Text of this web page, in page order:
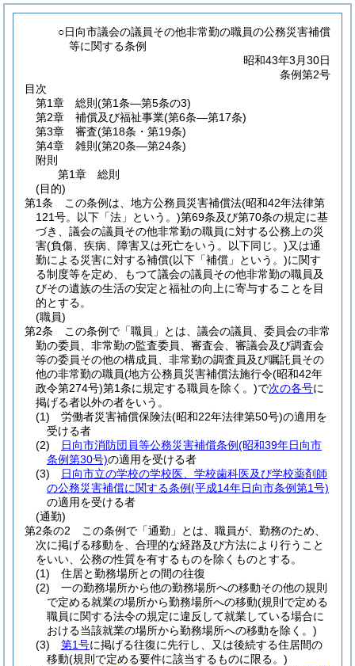
○日向市議会の議員その他非常勤の職員の公務災害補償
等に関する条例
昭和43年3月30日
条例第2号
目次
第1章
総則 (第1条―第5条の3)
第2章
補償及び福祉事業(第6条―第17条)
第3章
審査(第18条・第19条)
第4章
雑則 (第20条―第24条)
附則
第1章
総則
(目的)
第1条
この条例は、地方公務員災害補償法(昭和42年法律第
121号。以下「法」という。)第69条及び第70条の規定に基
づき、議会の議員その他非常勤の職員に対する公務上の災
害(負傷、疾病、障害又は死亡をいう。以下同じ。)又は通
勤による災害に対する補償(以下「補償」という。)に関す
る制度等を定め、もつて議会の議員その他非常勤の職員及
びその遺族の生活の安定と福祉の向上に寄与することを目
的とする。
(職員)
第2条
この条例で「職員」とは、議会の議員、委員会の非常
勤の委員、非常勤の監査委員、審査会、審議会及び調査会
等の委員その他の構成員、非常勤の調査員及び嘱託員その
他の非常勤の職員(地方公務員災害補償法施行令(昭和42年
政令第274号)第1条に規定する職員を除く。)で次の各号に
掲げる者以外の者をいう。
(1)
労働者災害補償保険法(昭和22年法律第50号)の適用を
受ける者
(2)
日向市消防団員等公務災害補償条例(昭和39年日向市
条例第30号)の適用を受ける者
(3)
日向市立の学校の学校医、学校歯科医及び学校薬剤師
の公務災害補償に関する条例(平成14年日向市条例第1号)
の適用を受ける者
(通勤)
第2条の2
この条例で「通勤」とは、職員が、勤務のため、
次に掲げる移動を、合理的な経路及び方法により行うこと
をいい、公務の性質を有するものを除くものとする。
(1)
住居と勤務場所との間の往復
(2)
一の勤務場所から他の勤務場所への移動その他の規則
で定める就業の場所から勤務場所への移動(規則で定める
職員に関する法令の規定に違反して就業している場合に
おける当該就業の場所から勤務場所への移動を除く。)
(3)
第1号に掲げる往復に先行し、又は後続する住居間の
移動(規則で定める要件に該当するものに限る。)